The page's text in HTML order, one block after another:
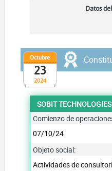
Datos
2024
Octubre
23
SOBIT
Comienzo de
07/10/24
Objeto social:
Actividades de